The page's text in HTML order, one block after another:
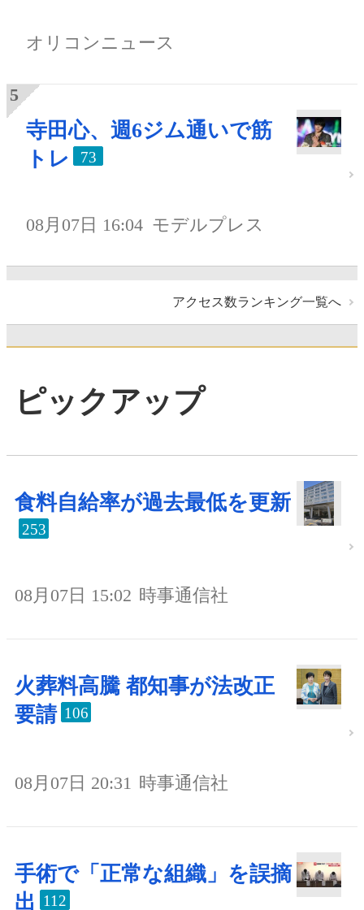
オリコンニュース
寺田心、週6ジム通いで筋
トレ
73
08月07日 16:04 モデルプレス
アクセス数ランキング一覧へ
ピックアップ
食料自給率が過去最低を更新
253
08月07日 15:02 時事通信社
火葬料高騰 都知事が法改正
要請 106
08月07日 20:31 時事通信社
手術で「正常な組織」を誤摘
出
112